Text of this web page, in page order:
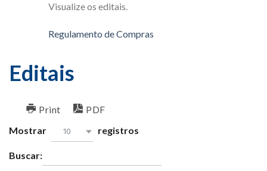
Visualize os editais.
Regulamento de Compras
Editais
Print
PDF
Mostrar
10 registros
Buscar: